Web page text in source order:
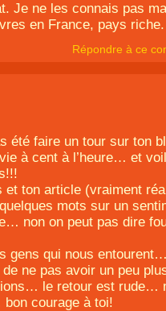
Je ne les connais pas
en France, pays riche.
Répondre à ce
été faire un tour sur ton
à cent à l’heure… et
et ton article (vraiment
mots sur un
non on peut pas dire
gens qui nous
ne pas avoir un peu
le retour est rude…
courage à toi!